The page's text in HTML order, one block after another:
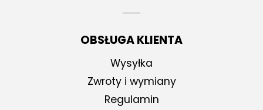
OBSŁUGA KLIENTA
Wysyłka
Zwroty i wymiany
Regulamin